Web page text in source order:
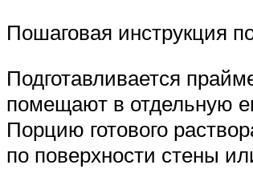
Пошаговая инструкция
Подготавливается
помещают в отдельную
Порцию готового
по поверхности стены